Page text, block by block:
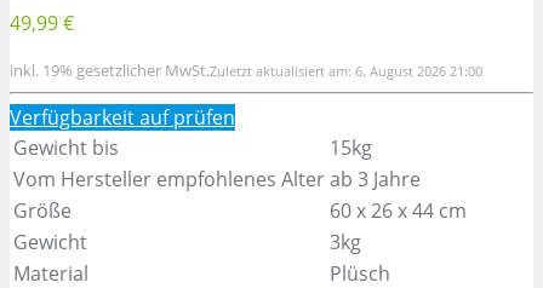
49,99 €
inkl. 19% gesetzlicher MwSt.Zuletzt aktualisiert am: 6. August 2026 21:00
Verfügbarkeit aufprüfen
Gewicht bis
15kg
Vom Hersteller empfohlenes Alterab 3 Jahre
Größe
60 x 26 x 44 cm
Gewicht
3kg
Material
Plüsch